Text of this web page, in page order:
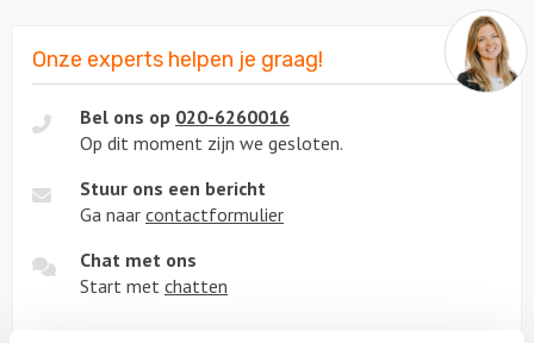
Onze experts helpen je graag!
Bel ons op 020-6260016
Op dit moment zijn we gesloten.
Stuur ons een bericht
Ga naar contactformulier
Chat met ons
Start met chatten